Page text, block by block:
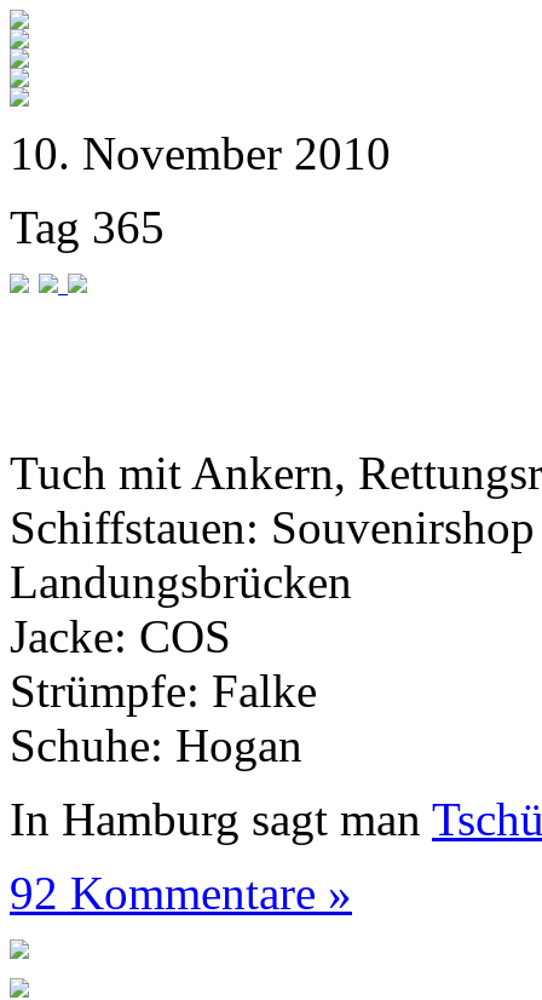
10. November 2010
Tag 365
Tuch mit Ankern,
Schiffstauen:
Landungsbrücken
Jacke: COS
Strümpfe: Falke
Schuhe: Hogan
In Hamburg sagt man
92 Kommentare »